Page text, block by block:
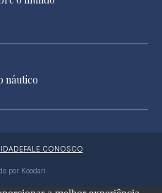
náutico
FALE CONOSCO
por Koodari